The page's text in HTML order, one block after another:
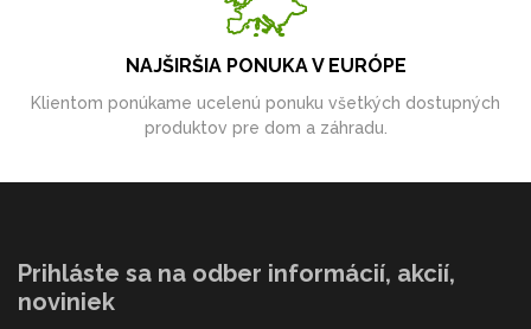
NAJŠIRŠIA PONUKA V EURÓPE
Klientom ponúkame ucelenú ponuku všetkých dostupných
produktov pre dom a záhradu.
Prihláste sa na odber informácií, akcií,
noviniek